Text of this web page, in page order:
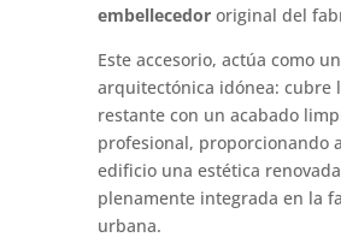
embellecedororiginal del
Este accesorio, actúa como
arquitectónica idónea: cubre
restante con un acabado
profesional, proporcionando
edificio una estética
plenamente integrada en la
urbana.